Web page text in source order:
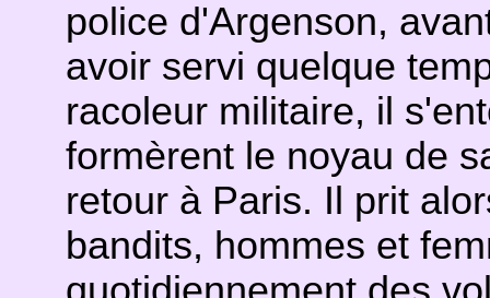
police d'Argenson,
avoir servi quelque
racoleur militaire, il
formèrent le noyau de
retour à Paris. Il prit
bandits, hommes et